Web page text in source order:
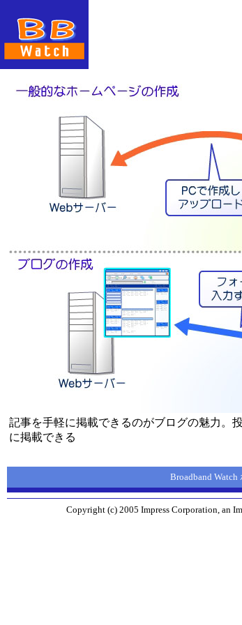
記事を手軽に掲載できるのがブログの魅力。
に掲載できる
Broadband
Copyright (c) 2005 Impress Corporation, an